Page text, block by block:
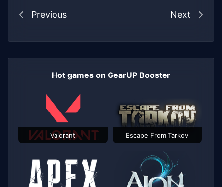
Previous Next
Hot games on GearUP Booster
Valorant Escape From Tarkov